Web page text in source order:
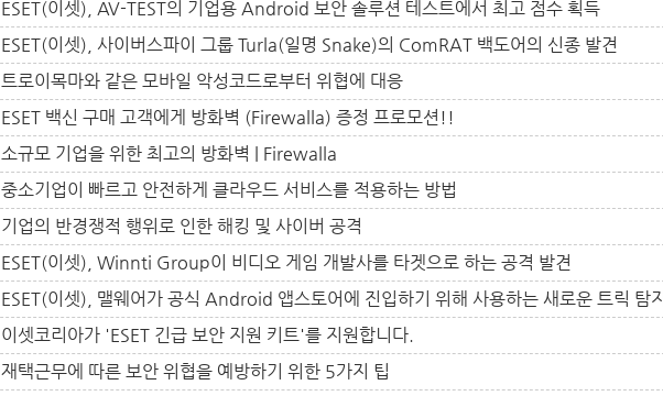
ESET(이셋), AV-TEST의 기업용 Android 보안 솔루션 테스트에서 최고 점수 획득
ESET(이셋), 사이버스파이 그룹 Turla(일명 Snake)의 ComRAT 백도어의 신종 발견
트로이목마와 같은 모바일 악성코드로부터 위협에 대응
ESET 백신 구매 고객에게 방화벽 (Firewalla) 증정 프로모션!!
소규모 기업을 위한 최고의 방화벽 | Firewalla
중소기업이 빠르고 안전하게 클라우드 서비스를 적용하는 방법
기업의 반경쟁적 행위로 인한 해킹 및 사이버 공격
ESET(이셋), Winnti Group이 비디오 게임 개발사를 타겟으로 하는 공격 발견
ESET(이셋), 맬웨어가 공식 Android 앱스토어에 진입하기 위해 사용하는 새로운 트릭 탐지
이셋코리아가 'ESET 긴급 보안 지원 키트'를 지원합니다.
재택근무에 따른 보안 위협을 예방하기 위한 5가지 팁